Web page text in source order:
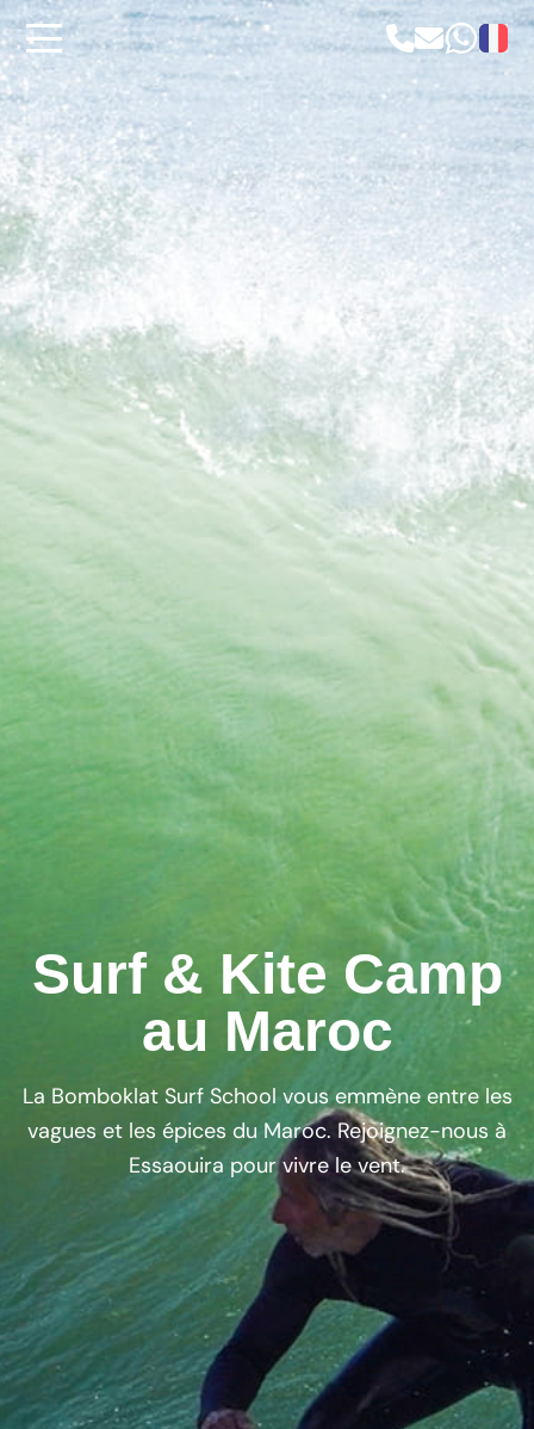
ACCUEIL
KITESURF
WINDSURF
PARAWING
WING FOIL
SUP
VOILE
AUTRES ACTIVITÉS
À PROPOS
Surf & Kite Camp
au Maroc
La Bomboklat Surf School vous emmène entre les
vagues et les épices du Maroc. Rejoignez-nous à
Essaouira pour vivre le vent.